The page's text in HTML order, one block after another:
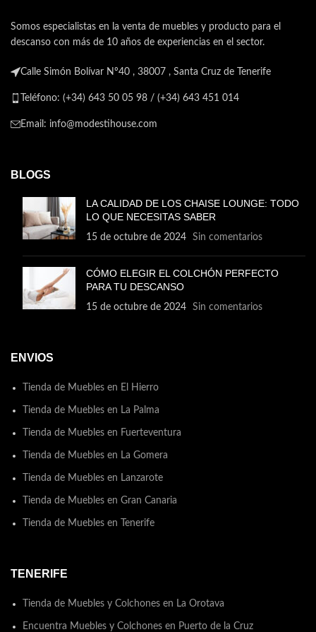
Somos especialistas en la venta de muebles y producto para el
descanso con más de 10 años de experiencias en el sector.
Calle Simón Bolívar Nº40 , 38007 , Santa Cruz de Tenerife
Teléfono: (+34) 643 50 05 98 / (+34) 643 451 014
Email: info@modestihouse.com
BLOGS
LA CALIDAD DE LOS CHAISE LOUNGE: TODO
LO QUE NECESITAS SABER
15 de octubre de 2024 Sin comentarios
CÓMO ELEGIR EL COLCHÓN PERFECTO
PARA TU DESCANSO
15 de octubre de 2024 Sin comentarios
ENVIOS
Tienda de Muebles en El Hierro
Tienda de Muebles en La Palma
Tienda de Muebles en Fuerteventura
Tienda de Muebles en La Gomera
Tienda de Muebles en Lanzarote
Tienda de Muebles en Gran Canaria
Tienda de Muebles en Tenerife
TENERIFE
Tienda de Muebles y Colchones en La Orotava
Encuentra Muebles y Colchones en Puerto de la Cruz